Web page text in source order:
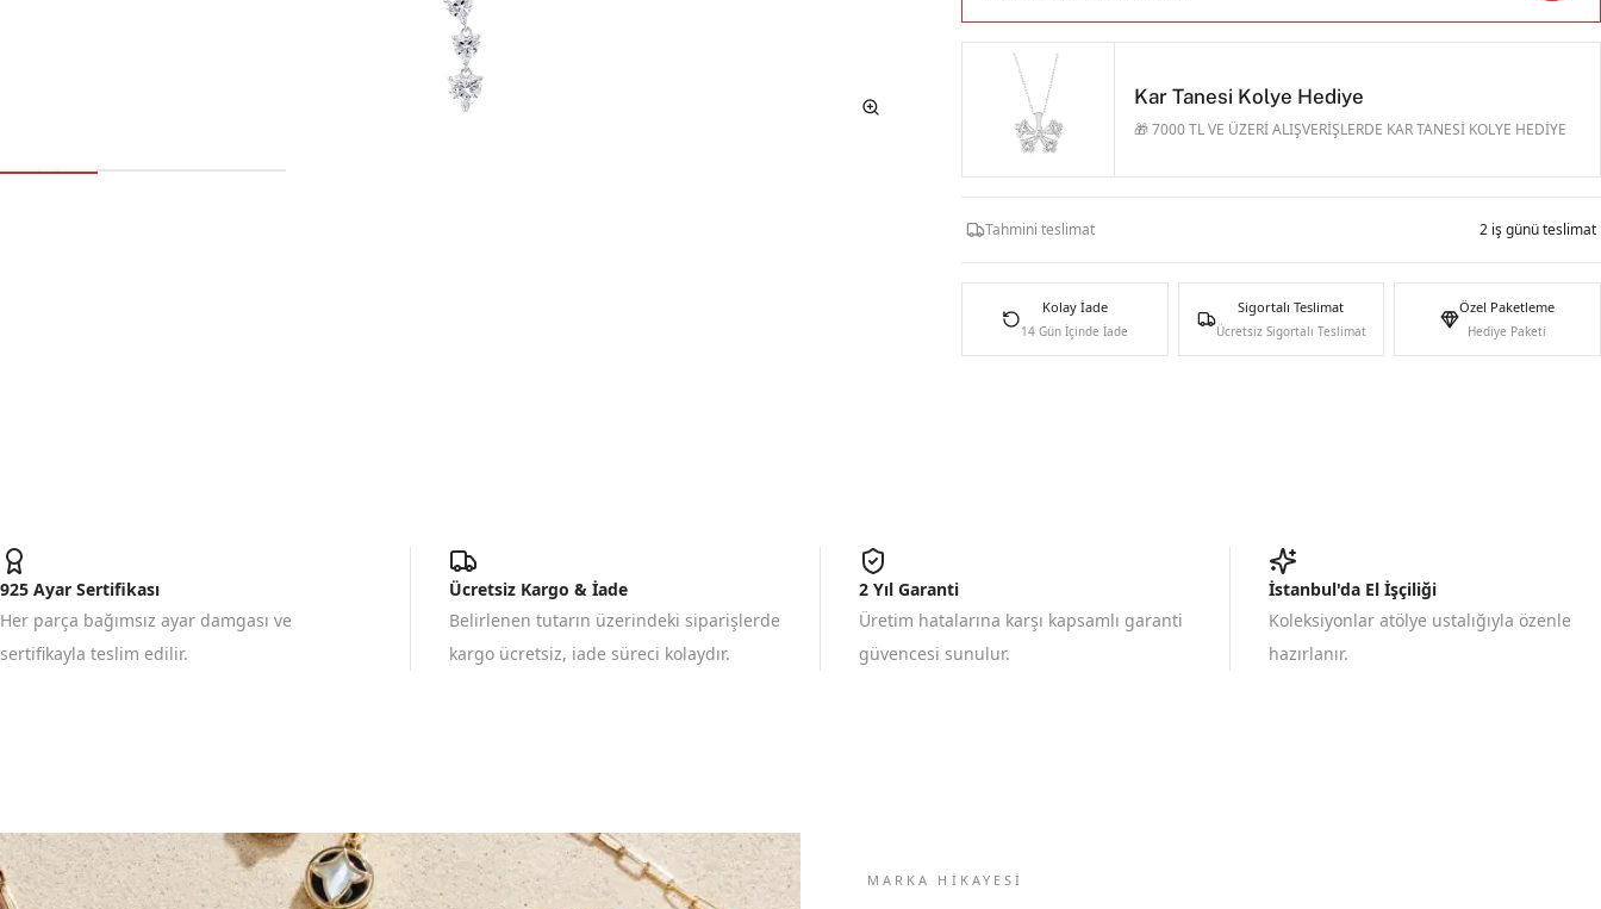
Kar Tanesi Kolye Hediye
🎁 7000 TL VE ÜZERİ ALIŞVERİŞLERDE KAR TANESİ KOLYE HEDİYE
Tahmini teslimat 2 iş günü teslimat
Kolay İade
14 Gün İçinde İade
Sigortalı Teslimat
Ücretsiz Sigortalı Teslimat
Özel Paketleme
Hediye Paketi
925 Ayar Sertifikası
Her parça bağımsız ayar damgası ve
sertifikayla teslim edilir.
Ücretsiz Kargo & İade
Belirlenen tutarın üzerindeki siparişlerde
kargo ücretsiz, iade süreci kolaydır.
2 Yıl Garanti
Üretim hatalarına karşı kapsamlı garanti
güvencesi sunulur.
İstanbul'da El İşçiliği
Koleksiyonlar atölye ustalığıyla özenle
hazırlanır.
MARKA HIKAYESI